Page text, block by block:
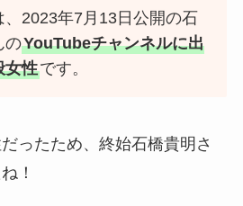
、2023年7月13日公開の石
のYouTubeチャンネルに出
女性です。
ったため、終始石橋貴明さ
！